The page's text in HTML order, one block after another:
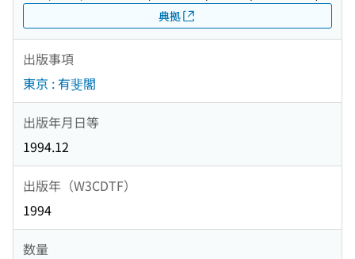
典拠
出版事項
東京 : 有斐閣
出版年月日等
1994.12
出版年（W3CDTF）
1994
数量